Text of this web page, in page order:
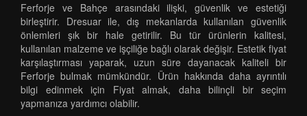
Ferforje ve Bahçe arasındaki ilişki, güvenlik ve estetiği
birleştirir. Dresuar ile, dış mekanlarda kullanılan güvenlik
önlemleri şık bir hale getirilir. Bu tür ürünlerin kalitesi,
kullanılan malzeme ve işçiliğe bağlı olarak değişir. Estetik fiyat
karşılaştırması yaparak, uzun süre dayanacak kaliteli bir
Ferforje bulmak mümkündür. Ürün hakkında daha ayrıntılı
bilgi edinmek için Fiyat almak, daha bilinçli bir seçim
yapmanıza yardımcı olabilir.